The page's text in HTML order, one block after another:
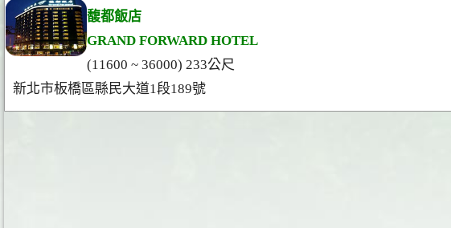
馥都飯店
GRAND FORWARD HOTEL
(11600 ~ 36000) 233公尺
新北市板橋區縣民大道1段189號